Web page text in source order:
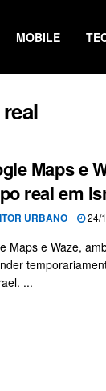
MOBILE
Maps e
real em
URBANO 24/
Maps e Waze,
...